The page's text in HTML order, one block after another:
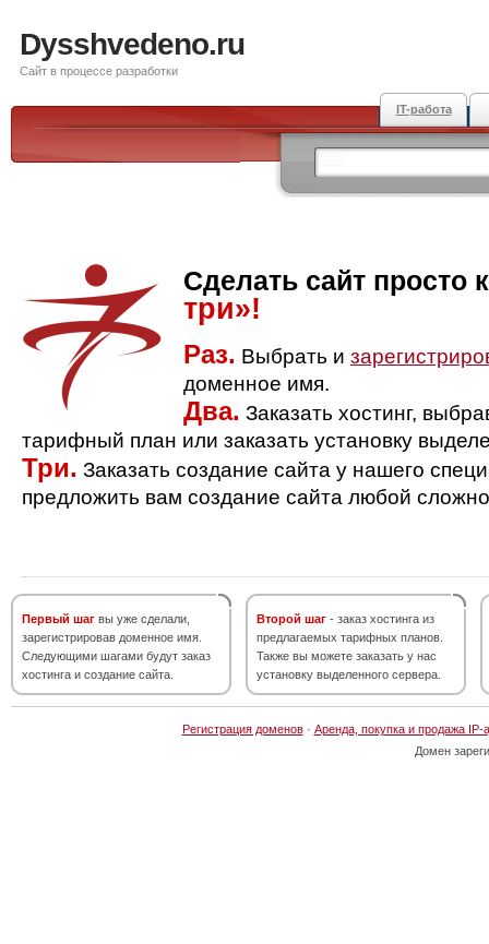
Dysshvedeno.ru
Сайт в процессе разработки
IT-работа
Сделать сайт просто
три»!
Раз. Выбрать и
доменное имя.
Два. Заказать хостинг,
тарифный план или заказать установку
Три. Заказать создание сайта у нашего
предложить вам создание сайта любой
Первый шаг вы уже сделали,
зарегистрировав доменное имя.
Следующими шагами будут заказ
хостинга и создание сайта.
Второй шаг - заказ хостинга из
предлагаемых тарифных планов.
Также вы можете заказать у нас
установку выделенного сервера.
Регистрация доменов· Аренда, покупка и продажа IP-
Домен